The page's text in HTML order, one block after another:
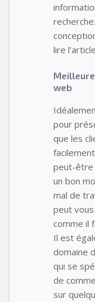
lire
web
pour
que les
peut-être
un bon
mal de
peut vous
comme il
Il est
domaine
qui se
de
sur